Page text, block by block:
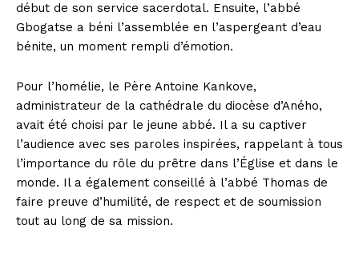
début de son service sacerdotal. Ensuite, l’abbé
Gbogatse a béni l’assemblée en l’aspergeant d’eau
bénite, un moment rempli d’émotion.
Pour l’homélie, le Père Antoine Kankove,
administrateur de la cathédrale du diocèse d’Aného,
avait été choisi par le jeune abbé. Il a su captiver
l’audience avec ses paroles inspirées, rappelant à tous
l’importance du rôle du prêtre dans l’Église et dans le
monde. Il a également conseillé à l’abbé Thomas de
faire preuve d’humilité, de respect et de soumission
tout au long de sa mission.